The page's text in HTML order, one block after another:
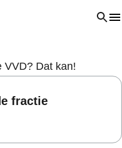
Open
VVD? Dat kan!
fractie